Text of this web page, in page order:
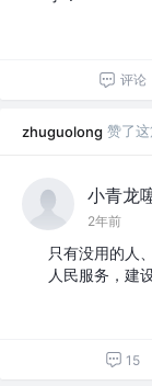
评论
zhuguolong 赞了
小青龙
2年前
只有没用的人
人民服务，建
15